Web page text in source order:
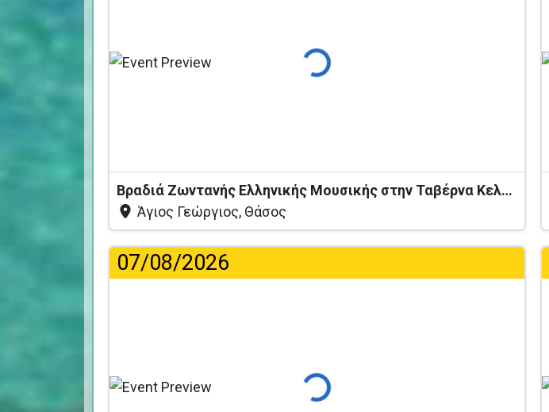
Φόρτωση...
Βραδιά Ζωντανής Ελληνικής Μουσικής στην Ταβέρνα Κελάρι
Άγιος Γεώργιος, Θάσος
07/08/2026
Φόρτωση...